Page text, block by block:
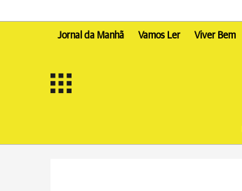
Jornal da Manhã Vamos Ler Viver Bem